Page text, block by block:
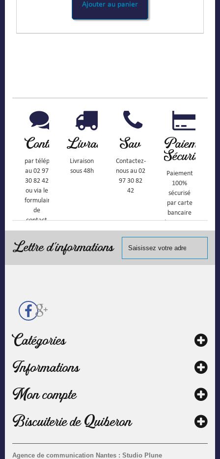
Ajouter au panier
Contact
par téléphone
au 02 97
30 82 42
ou via le
formulaire
de
contact
Livraison
Livraison
sous 48h
Sav
Contactez-
nous au 02
97 30 82
42
Paiement
Sécurisé
Paiement
100%
sécurisé
par carte
bancaire
(Mastercard,
Visa, ...) et
Lettre d'informations
Catégories
Informations
Agence de communication Nantes : Studio Plune
Mon compte
Biscuiterie de Quiberon